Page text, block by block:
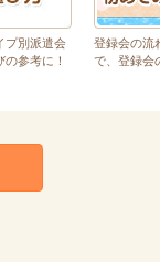
プ別派遣会
参考に！
登録会の流
で、登録会